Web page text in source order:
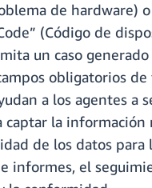
de hardware) o
(Código de
un caso
obligatorios
a los agentes a
captar la información
de los datos para
informes, el